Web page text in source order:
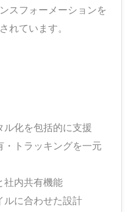
スフォーメーションを
れています。
ル化を包括的に支援
・トラッキングを一元
社内共有機能
ルに合わせた設計